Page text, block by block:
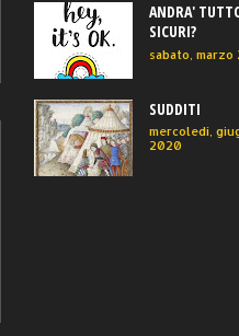
ANDRA'
SICURI?
sabato, marzo
SUDDITI
mercoledì,
2020